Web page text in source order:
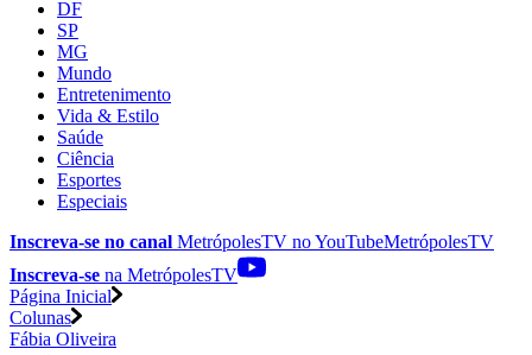
DF
SP
MG
Mundo
Entretenimento
Vida & Estilo
Saúde
Ciência
Esportes
Especiais
Inscreva-se no canal MetrópolesTV noYouTubeMetrópolesTV
Inscreva-se na MetrópolesTV
Página Inicial
Colunas
Fábia Oliveira